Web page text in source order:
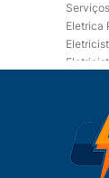
Eletrica